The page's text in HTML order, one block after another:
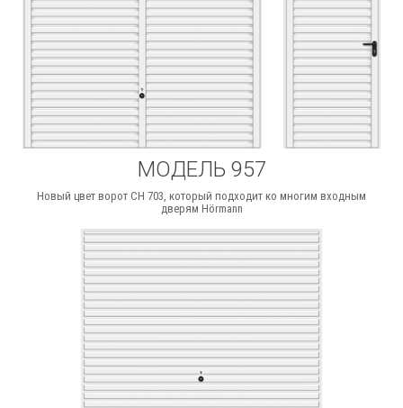
МОДЕЛЬ 957
Новый цвет ворот СН 703, который подходит ко многим входным
дверям Hörmann